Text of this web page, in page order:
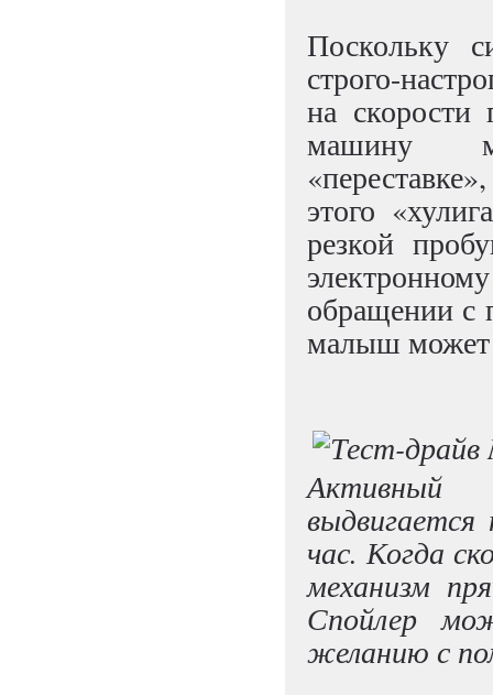
Поскольку
строго-
на скорости
машину
этого
резкой
обращении с
малыш может
Активный
час. Когда
механизм
Спойлер
желанию с